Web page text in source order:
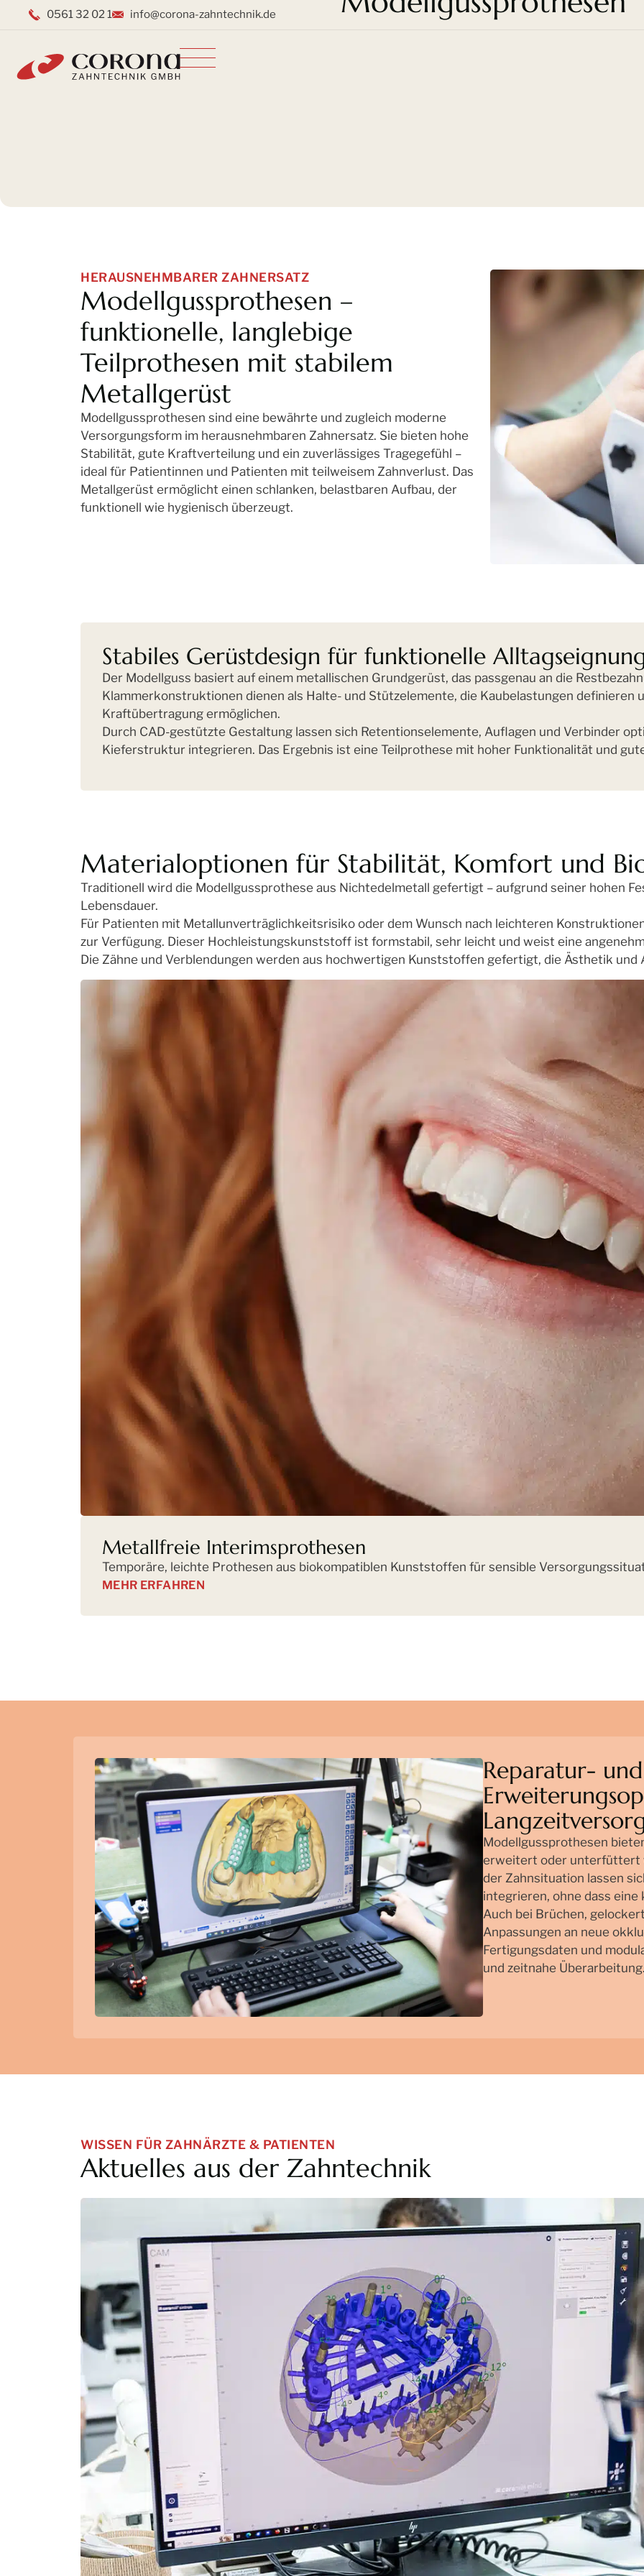
InhaltDirekt
Direkt
zum
0561 32 02 1 info@corona-zahntechnik.de
HERAUSNEHMBARER ZAHNERSATZ
Modellgussprothesen –
funktionelle, langlebige
Teilprothesen mit stabilem
Metallgerüst
Modellgussprothesen sind eine bewährte und zugleich moderne
Versorgungsform im herausnehmbaren Zahnersatz. Sie bieten hohe
Stabilität, gute Kraftverteilung und ein zuverlässiges Tragegefühl –
ideal für Patientinnen und Patienten mit teilweisem Zahnverlust. Das
Metallgerüst ermöglicht einen schlanken, belastbaren Aufbau, der
funktionell wie hygienisch überzeugt.
Stabiles Gerüstdesign für funktionelle
Der Modellguss basiert auf einem metallischen Grundgerüst, das passgenau an die
Klammerkonstruktionen dienen als Halte- und Stützelemente, die Kaubelastungen definieren
Kraftübertragung ermöglichen.
Durch CAD-gestützte Gestaltung lassen sich Retentionselemente, Auflagen und Verbinder
Kieferstruktur integrieren. Das Ergebnis ist eine Teilprothese mit hoher Funktionalität und
Materialoptionen für Stabilität, Komfort und
Traditionell wird die Modellgussprothese aus Nichtedelmetall gefertigt – aufgrund seiner hohen
Lebensdauer.
Für Patienten mit Metallunverträglichkeitsrisiko oder dem Wunsch nach leichteren
zur Verfügung. Dieser Hochleistungskunststoff ist formstabil, sehr leicht und weist eine
Die Zähne und Verblendungen werden aus hochwertigen Kunststoffen gefertigt, die Ästhetik
Metallfreie Interimsprothesen
Temporäre, leichte Prothesen aus biokompatiblen Kunststoffen für sensible
MEHR ERFAHREN
Reparatur- und
Modellgussprothesen
erweitert oder unterfüttert
der Zahnsituation lassen
integrieren, ohne dass
Auch bei Brüchen,
Anpassungen an neue
Fertigungsdaten und
und zeitnahe Überarbeitung.
WISSEN FÜR ZAHNÄRZTE & PATIENTEN
Aktuelles aus der Zahntechnik